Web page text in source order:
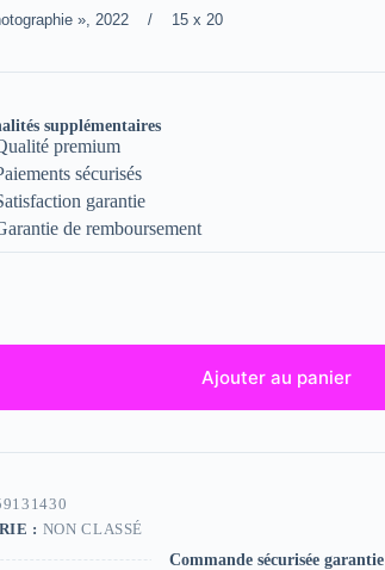
», 2022 / 15 x 20
supplémentaires
premium
sécurisés
garantie
de remboursement
Ajouter au panier
: NON CLASSÉ
Commande sécurisée garantie